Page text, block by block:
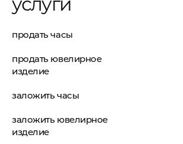
продать часы
продать ювелирное
изделие
заложить часы
заложить ювелирное
изделие